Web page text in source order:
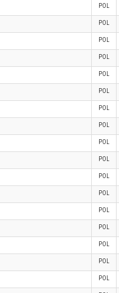
POL
POL
POL
POL
POL
POL
POL
POL
POL
POL
POL
POL
POL
POL
POL
POL
POL